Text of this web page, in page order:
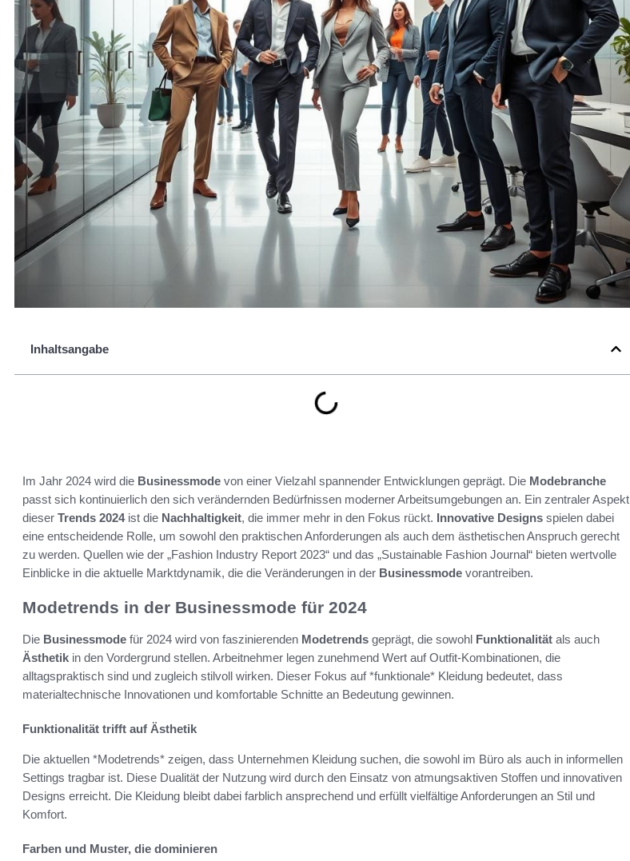
Inhaltsangabe
Im Jahr 2024 wird die Businessmode von einer Vielzahl spannender Entwicklungen geprägt. Die Modebranche
passt sich kontinuierlich den sich verändernden Bedürfnissen moderner Arbeitsumgebungen an. Ein zentraler Aspekt
dieser Trends 2024ist die Nachhaltigkeit, die immer mehr in den Fokus rückt. Innovative Designs spielen dabei
eine entscheidende Rolle, um sowohl den praktischen Anforderungen als auch dem ästhetischen Anspruch gerecht
zu werden. Quellen wie der „Fashion Industry Report 2023“ und das „Sustainable Fashion Journal“ bieten wertvolle
Einblicke in die aktuelle Marktdynamik, die die Veränderungen in der Businessmode vorantreiben.
Modetrends in der Businessmode für 2024
Die Businessmode für 2024 wird von faszinierenden Modetrends geprägt, die sowohl Funktionalität als auch
Ästhetik in den Vordergrund stellen. Arbeitnehmer legen zunehmend Wert auf Outfit-Kombinationen, die
alltagspraktisch sind und zugleich stilvoll wirken. Dieser Fokus auf *funktionale* Kleidung bedeutet, dass
materialtechnische Innovationen und komfortable Schnitte an Bedeutung gewinnen.
Funktionalität trifft auf Ästhetik
Die aktuellen *Modetrends* zeigen, dass Unternehmen Kleidung suchen, die sowohl im Büro als auch in informellen
Settings tragbar ist. Diese Dualität der Nutzung wird durch den Einsatz von atmungsaktiven Stoffen und innovativen
Designs erreicht. Die Kleidung bleibt dabei farblich ansprechend und erfüllt vielfältige Anforderungen an Stil und
Komfort.
Farben und Muster, die dominieren